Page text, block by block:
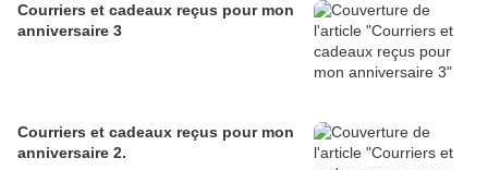
Courriers et cadeaux reçus pour mon
anniversaire 3
Courriers et cadeaux reçus pour mon
anniversaire 2.